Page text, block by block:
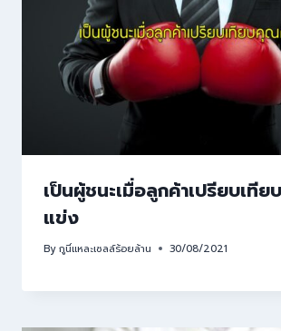
เป็นผู้ชนะเมื่อลูกค้าเปรียบเที
แข่ง
Byกูนี่แหละเซลล์ร้อยล้าน 30/08/2021